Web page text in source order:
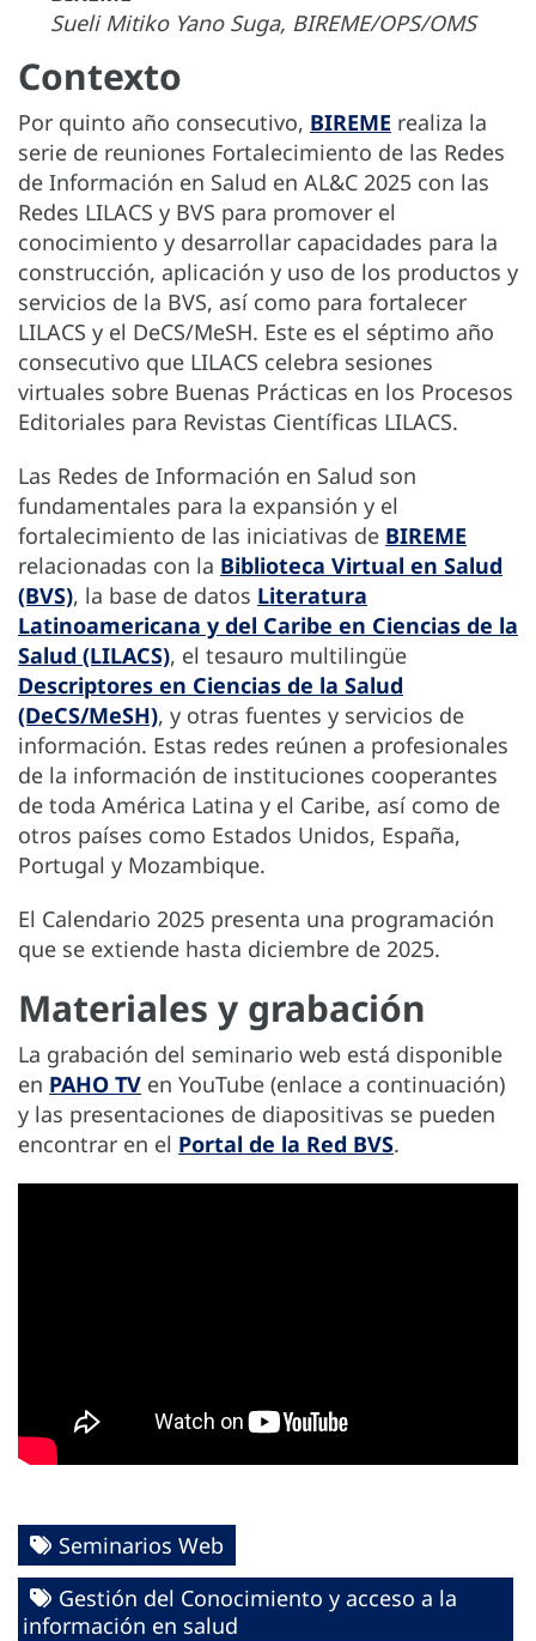
Sueli Mitiko Yano Suga, BIREME/OPS/OMS
Contexto
Por quinto año consecutivo, BIREME realiza la
serie de reuniones Fortalecimiento de las Redes
de Información en Salud en AL&C 2025 con las
Redes LILACS y BVS para promover el
conocimiento y desarrollar capacidades para la
construcción, aplicación y uso de los productos y
servicios de la BVS, así como para fortalecer
LILACS y el DeCS/MeSH. Este es el séptimo año
consecutivo que LILACS celebra sesiones
virtuales sobre Buenas Prácticas en los Procesos
Editoriales para Revistas Científicas LILACS.
Las Redes de Información en Salud son
fundamentales para la expansión y el
fortalecimiento de las iniciativas de BIREME
relacionadas con la Biblioteca Virtual en Salud
(BVS), la base de datos Literatura
Latinoamericana y del Caribe en Ciencias de la
Salud (LILACS), el tesauro multilingüe
Descriptores en Ciencias de la Salud
(DeCS/MeSH), y otras fuentes y servicios de
información. Estas redes reúnen a profesionales
de la información de instituciones cooperantes
de toda América Latina y el Caribe, así como de
otros países como Estados Unidos, España,
Portugal y Mozambique.
El Calendario 2025 presenta una programación
que se extiende hasta diciembre de 2025.
Materiales y grabación
La grabación del seminario web está disponible
en PAHO TV en YouTube (enlace a continuación)
y las presentaciones de diapositivas se pueden
encontrar en el Portal de la Red BVS.
Seminarios Web
Gestión del Conocimiento y acceso a la
información en salud